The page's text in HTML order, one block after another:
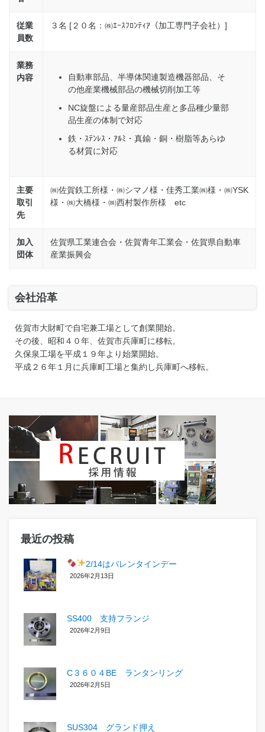
従業
員数
３名 [２０名：㈱ｴｰｽﾌﾛﾝﾃｨｱ（加工専門子会社）]
業務
内容
自動車部品、半導体関連製造機器部品、そ
の他産業機械部品の機械切削加工等
NC旋盤による量産部品生産と多品種少量部
品生産の体制で対応
鉄・ｽﾃﾝﾚｽ・ｱﾙﾐ・真鍮・銅・樹脂等あらゆ
る材質に対応
主要
取引
先
㈱佐賀鉄工所様・㈱シマノ様・佳秀工業㈱様・㈱YSK
様・㈱大橋様・㈱西村製作所様 etc
加入
団体
佐賀県工業連合会・佐賀青年工業会・佐賀県自動車
産業振興会
会社沿革
佐賀市大財町で自宅兼工場として創業開始。
その後、昭和４０年、佐賀市兵庫町に移転。
久保泉工場を平成１９年より始業開始。
平成２６年１月に兵庫町工場と集約し兵庫町へ移転。
最近の投稿
2/14はバレンタインデー
2026年2月13日
SS400 支持フランジ
2026年2月9日
C３６０４BE ランタンリング
2026年2月5日
SUS304 グランド押え